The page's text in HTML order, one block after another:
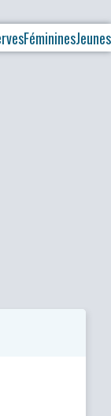
FémininesJeunes